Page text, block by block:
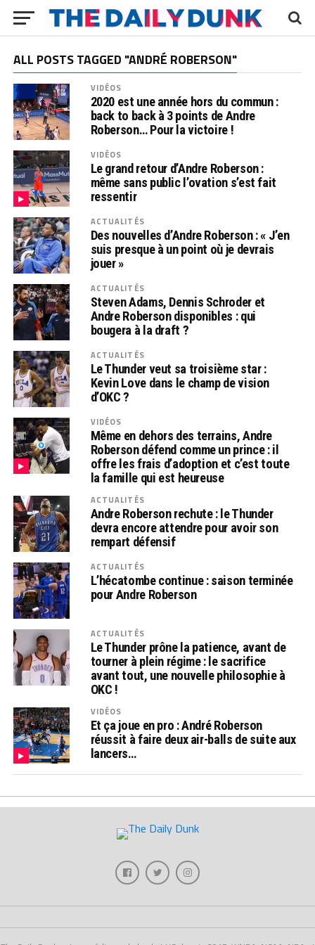
ALL POSTS TAGGED "ANDRÉ ROBERSON"
VIDÉOS
2020 est une année hors du commun :
back to back à 3 points de Andre
Roberson… Pour la victoire !
VIDÉOS
Le grand retour d’Andre Roberson :
même sans public l’ovation s’est fait
ressentir
ACTUALITÉS
Des nouvelles d’Andre Roberson : « J’en
suis presque à un point où je devrais
jouer »
ACTUALITÉS
Steven Adams, Dennis Schroder et
Andre Roberson disponibles : qui
bougera à la draft ?
ACTUALITÉS
Le Thunder veut sa troisième star :
Kevin Love dans le champ de vision
d’OKC ?
VIDÉOS
Même en dehors des terrains, Andre
Roberson défend comme un prince : il
offre les frais d’adoption et c’est toute
la famille qui est heureuse
ACTUALITÉS
Andre Roberson rechute : le Thunder
devra encore attendre pour avoir son
rempart défensif
ACTUALITÉS
L’hécatombe continue : saison terminée
pour Andre Roberson
ACTUALITÉS
Le Thunder prône la patience, avant de
tourner à plein régime : le sacrifice
avant tout, une nouvelle philosophie à
OKC !
VIDÉOS
Et ça joue en pro : André Roberson
réussit à faire deux air-balls de suite aux
lancers…